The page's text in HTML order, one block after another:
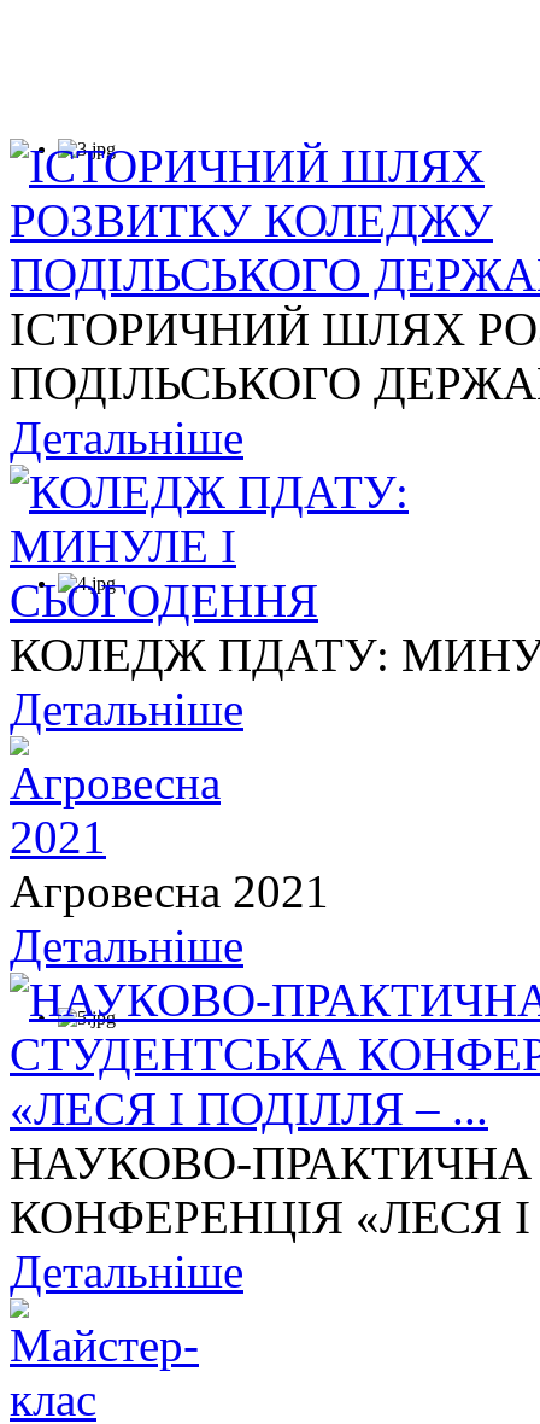
ІСТОРИЧНИЙ ШЛЯХ
ПОДІЛЬСЬКОГО
Детальніше
КОЛЕДЖ ПДАТУ:
Детальніше
Агровесна 2021
Детальніше
НАУКОВО-
КОНФЕРЕНЦІЯ «ЛЕСЯ І
Детальніше